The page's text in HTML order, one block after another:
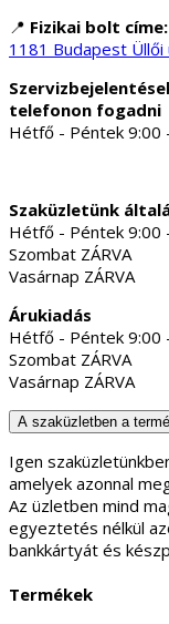
📍 Fizikai bolt címe:
1181 Budapest Üllői
telefonon fogadni
Hétfő - Péntek 9:00
Szaküzletünk
Hétfő - Péntek 9:00
Szombat ZÁRVA
Vasárnap ZÁRVA
Árukiadás
Hétfő - Péntek 9:00
Szombat ZÁRVA
Vasárnap ZÁRVA
A szaküzletben a
Igen
amelyek azonnal
Az üzletben mind
egyeztetés nélkül
bankkártyát és
Termékek